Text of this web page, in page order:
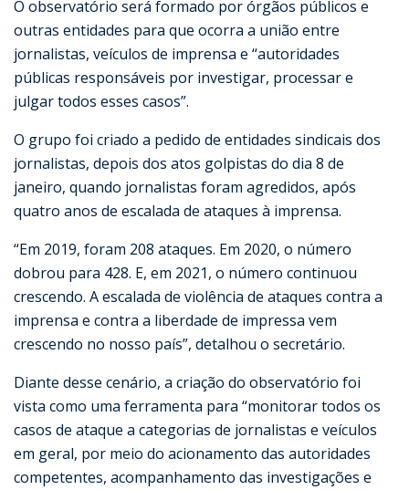
O observatório será formado por órgãos públicos e
outras entidades para que ocorra a união entre
jornalistas, veículos de imprensa e “autoridades
públicas responsáveis por investigar, processar e
julgar todos esses casos”.
O grupo foi criado a pedido de entidades sindicais dos
jornalistas, depois dos atos golpistas do dia 8 de
janeiro, quando jornalistas foram agredidos, após
quatro anos de escalada de ataques à imprensa.
“Em 2019, foram 208 ataques. Em 2020, o número
dobrou para 428. E, em 2021, o número continuou
crescendo. A escalada de violência de ataques contra a
imprensa e contra a liberdade de impressa vem
crescendo no nosso país”, detalhou o secretário.
Diante desse cenário, a criação do observatório foi
vista como uma ferramenta para “monitorar todos os
casos de ataque a categorias de jornalistas e veículos
em geral, por meio do acionamento das autoridades
competentes, acompanhamento das investigações e